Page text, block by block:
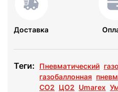
Доставка
Теги: Пневматический
газобаллонная
СО2 ЦО2 Umarex